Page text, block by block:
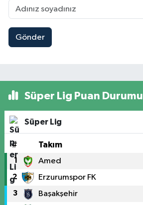
Gönder
Süper Lig Puan Durumu
Süper Lig
# Takım
1 Amed
2 Erzurumspor FK
3 Başakşehir